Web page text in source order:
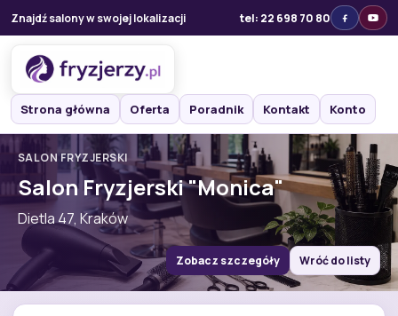
Znajdź salony w swojej lokalizacji tel: 22 698 70 80
Strona główna Oferta Poradnik Kontakt Konto
SALON FRYZJERSKI
Salon Fryzjerski "Monica"
Dietla 47, Kraków
Zobacz szczegóły Wróć do listy